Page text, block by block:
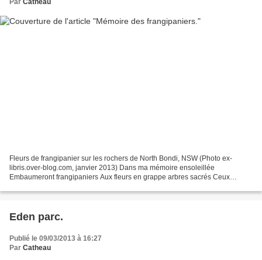
Par Catheau
Fleurs de frangipanier sur les rochers de North Bondi, NSW (Photo ex-
libris.over-blog.com, janvier 2013) Dans ma mémoire ensoleillée
Embaumeront frangipaniers Aux fleurs en grappe arbres sacrés Ceux
Eden parc.
Publié le 09/03/2013 à 16:27
Par Catheau